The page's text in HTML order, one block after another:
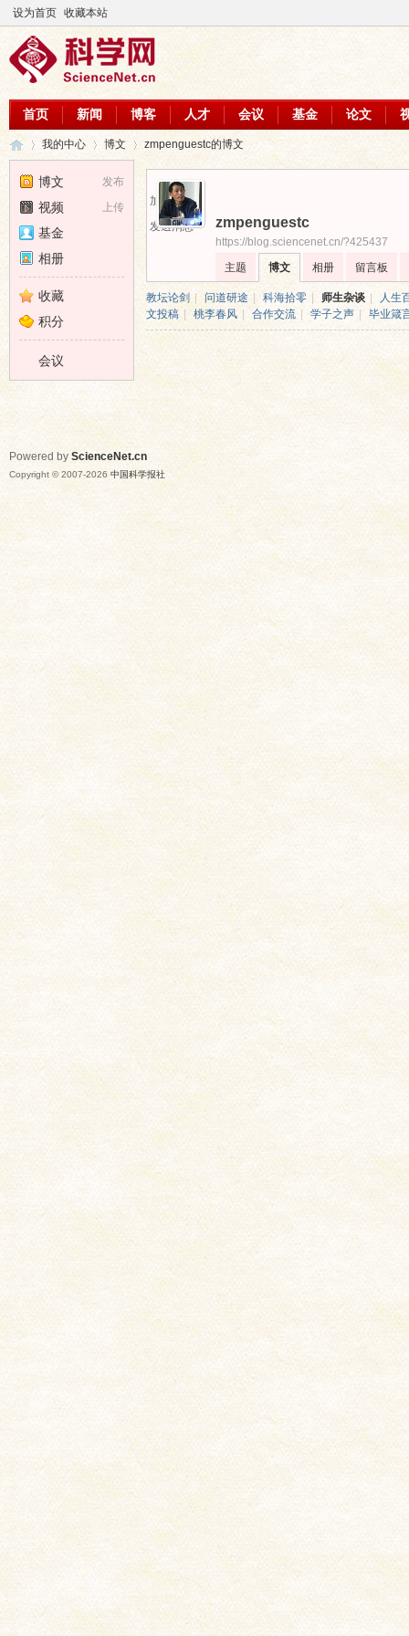
设为首页 收藏本站
首页 新闻 博客 人才 会议 基金 论文
›
我的中心 博文 zmpenguestc的博文
加为好友
发送消息
zmpenguestc
https://blog.sciencenet.cn/?425437
主题
博文 相册 留言板
教坛论剑 问道研途 科海拾零 师生杂谈
人生
文投稿
桃李春风 合作交流 学子之声 毕业箴
发布
博文
上传
视频
基金
相册
收藏
积分
会议
Powered by ScienceNet.cn
Copyright © 2007-2026 中国科学报社